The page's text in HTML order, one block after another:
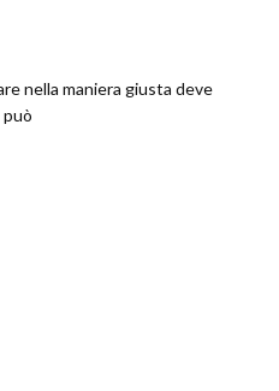
nella maniera giusta deve